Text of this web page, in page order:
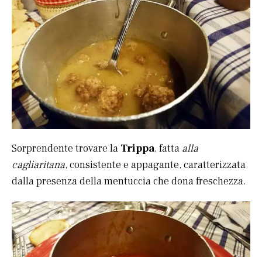
Sorprendente trovare la Trippa, fatta alla
cagliaritana, consistente e appagante, caratterizzata
dalla presenza della mentuccia che dona freschezza.